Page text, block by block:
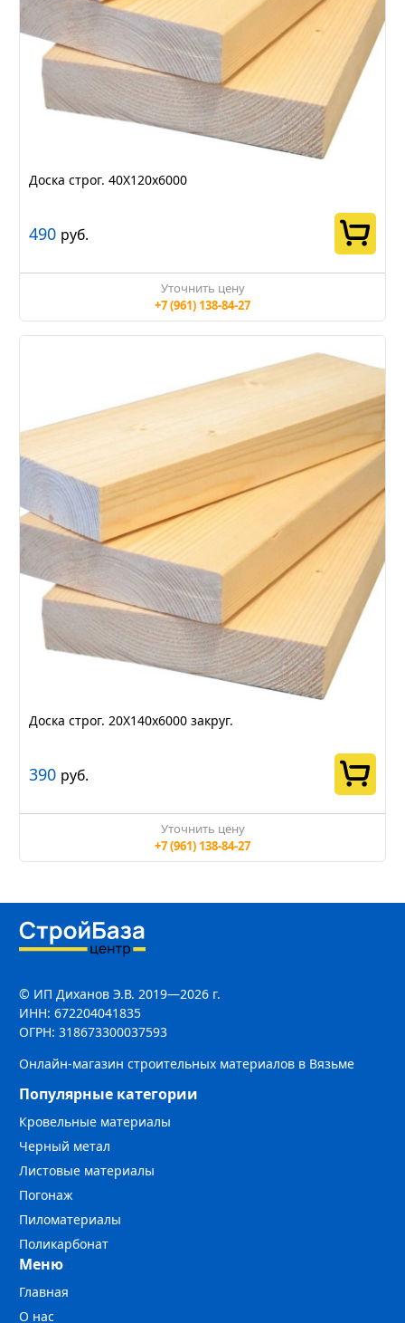
Доска строг. 40Х120х6000
490 руб.
Уточнить цену
+7 (961) 138-84-27
Доска строг. 20Х140х6000 закруг.
390 руб.
Уточнить цену
+7 (961) 138-84-27
© ИП Диханов Э.В. 2019—2026 г.
ИНН: 672204041835
ОГРН: 318673300037593
Онлайн-магазин строительных материалов в Вязьме
Популярные категории
Кровельные материалы
Черный метал
Листовые материалы
Погонаж
Пиломатериалы
Поликарбонат
Меню
Главная
О нас